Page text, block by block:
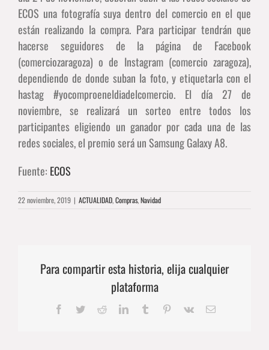
ECOS una fotografía suya dentro del comercio en el que
están realizando la compra. Para participar tendrán que
hacerse seguidores de la página de Facebook
(comerciozaragoza) o de Instagram (comercio zaragoza),
dependiendo de donde suban la foto, y etiquetarla con el
hastag #yocomproeneldiadelcomercio. El día 27 de
noviembre, se realizará un sorteo entre todos los
participantes eligiendo un ganador por cada una de las
redes sociales, el premio será un Samsung Galaxy A8.
Fuente: ECOS
22 noviembre, 2019 | ACTUALIDAD,Compras,Navidad
Para compartir esta historia, elija cualquier
plataforma
Facebook
TwitterRedditLinkedInTumblr Pinterest
Vk
Correo